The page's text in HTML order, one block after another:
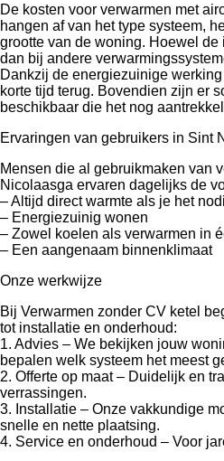
De kosten voor verwarmen met
hangen af van het type systeem,
grootte van de woning. Hoewel
dan bij andere
Dankzij de energiezuinige
korte tijd terug. Bovendien zijn er
beschikbaar die het nog
Ervaringen van gebruikers in Sint
Mensen die al gebruikmaken van
Nicolaasga ervaren dagelijks de
– Altijd direct warmte als je het
– Energiezuinig wonen
– Zowel koelen als verwarmen in
– Een aangenaam binnenklimaat
Onze werkwijze
Bij Verwarmen zonder CV ketel
tot installatie en onderhoud:
1. Advies – We bekijken jouw
bepalen welk systeem het meest
2. Offerte op maat – Duidelijk en
verrassingen.
3. Installatie – Onze vakkundige
snelle en nette plaatsing.
4. Service en onderhoud – Voor